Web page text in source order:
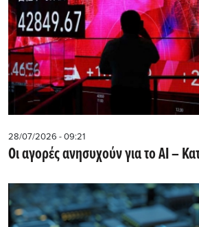
28/07/2026 - 09:21
Οι αγορές ανησυχούν για το AI –